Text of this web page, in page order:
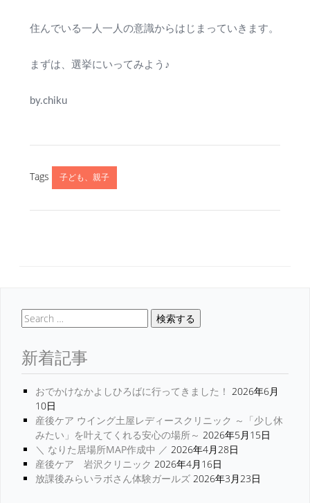
住んでいる一人一人の意識からはじまっていきます。
まずは、選挙にいってみよう♪
by.chiku
Tags 子ども、親子
検索する
新着記事
おでかけなかよしひろばに行ってきました！ 2026年6月
10日
産後ケア ウイング土屋レディースクリニック ～「少し休
みたい」を叶えてくれる安心の場所～ 2026年5月15日
＼ なりた居場所MAP作成中 ／ 2026年4月28日
産後ケア 岩沢クリニック 2026年4月16日
放課後みらいラボさん体験ガールズ 2026年3月23日